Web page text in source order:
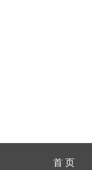
首 页